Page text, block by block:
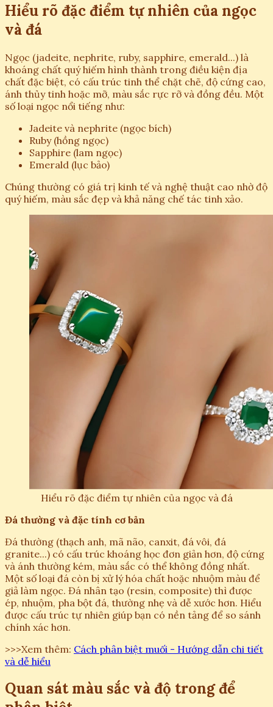
Hiểu rõ đặc điểm tự nhiên của ngọc
và đá
Ngọc (jadeite, nephrite, ruby, sapphire, emerald...) là
khoáng chất quý hiếm hình thành trong điều kiện địa
chất đặc biệt, có cấu trúc tinh thể chặt chẽ, độ cứng cao,
ánh thủy tinh hoặc mỡ, màu sắc rực rỡ và đồng đều. Một
số loại ngọc nổi tiếng như:
Jadeite và nephrite (ngọc bích)
Ruby (hồng ngọc)
Sapphire (lam ngọc)
Emerald (lục bảo)
Chúng thường có giá trị kinh tế và nghệ thuật cao nhờ độ
quý hiếm, màu sắc đẹp và khả năng chế tác tinh xảo.
Hiểu rõ đặc điểm tự nhiên của ngọc và đá
Đá thường và đặc tính cơ bản
Đá thường (thạch anh, mã não, canxit, đá vôi, đá
granite...) có cấu trúc khoáng học đơn giản hơn, độ cứng
và ánh thường kém, màu sắc có thể không đồng nhất.
Một số loại đá còn bị xử lý hóa chất hoặc nhuộm màu để
giả làm ngọc. Đá nhân tạo (resin, composite) thì được
ép, nhuộm, pha bột đá, thường nhẹ và dễ xước hơn. Hiểu
được cấu trúc tự nhiên giúp bạn có nền tảng để so sánh
chính xác hơn.
>>>Xem thêm: Cách phân biệt muối - Hướng dẫn chi tiết
và dễ hiểu
Quan sát màu sắc và độ trong để